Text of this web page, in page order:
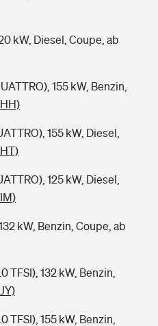
kW, Diesel, Coupe, ab
155 kW, Benzin,
155 kW, Diesel,
125 kW, Diesel,
kW, Benzin, Coupe, ab
TFSI), 132 kW, Benzin,
TFSI), 155 kW, Benzin,